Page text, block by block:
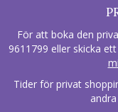
För att boka den
9611799 eller skicka
Tider för privat